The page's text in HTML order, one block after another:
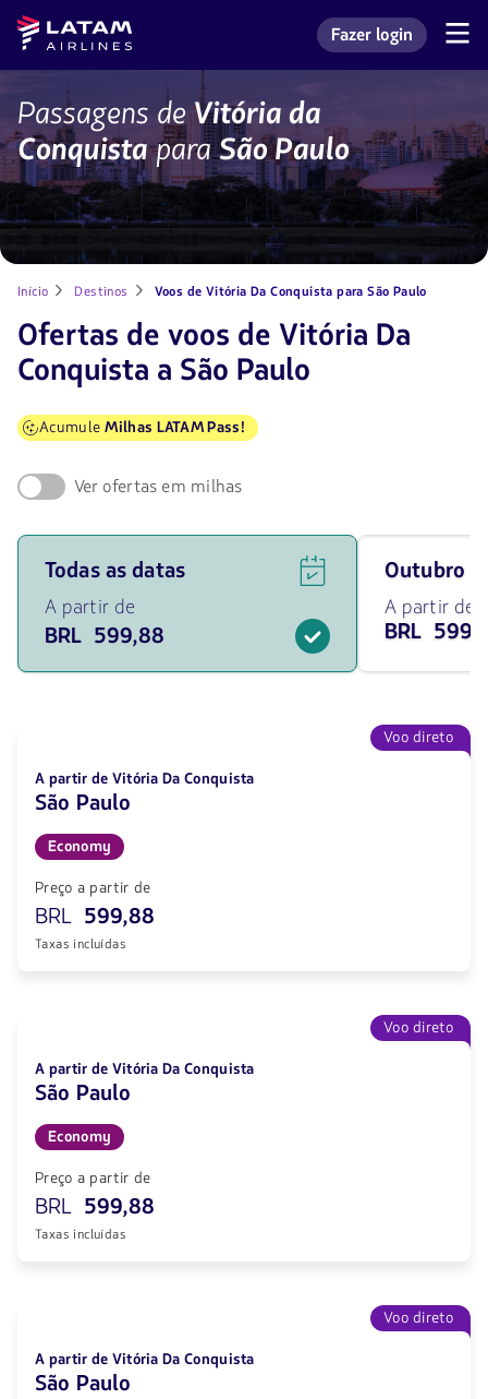
Voltar
menu.
Voltar ao
conteúdo
principal.
Navegação
de
usuário.
Latam
Airlines
Entrar na minha
Fazer login
Voos
Vitória
da
Conquista
para
São
Paulo
com
LATAM
Passagens deVitória da
ConquistaparaSão Paulo
Início Destinos Voos de Vitória Da Conquista para São Paulo
Ofertas de voos de Vitória Da
Conquista a São Paulo
AcumuleMilhas LATAM Pass!
Ver ofertas em milhas
Ver
ofertas
de
voos
para
as
599.88
BRL.
Todas as datas
A partir de
BRL 599,88
Viaja
em
outubro
de
2026
599.88
outubro
A partir de
BRL
Voo direto
A partir de Vitória Da Conquista
São Paulo
Economy
Preço a partir de
BRL 599,88
Taxas incluídas
Voo direto
A partir de Vitória Da Conquista
São Paulo
Economy
Preço a partir de
BRL 599,88
Taxas incluídas
Voo direto
A partir de Vitória Da Conquista
São Paulo